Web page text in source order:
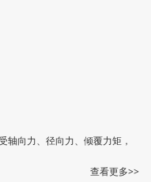
轴向力、径向力、倾覆力矩，
查看更多>>